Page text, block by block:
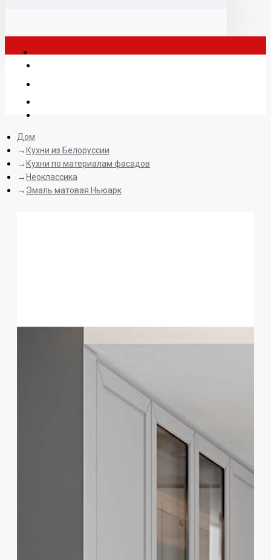
Дом
Кухни из Белоруссии
Кухни по материалам фасадов
Неоклассика
Эмаль матовая Ньюарк